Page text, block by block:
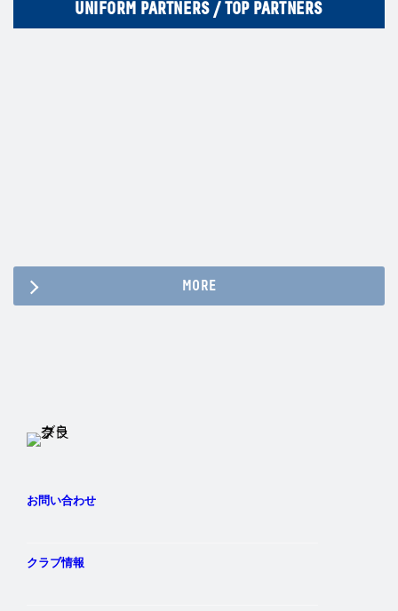
UNIFORM PARTNERS / TOP PARTNERS
MORE
お問い合わせ
クラブ情報